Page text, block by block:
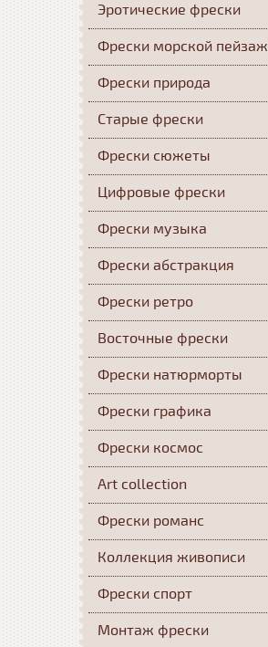
Эротические фрески
Фрески морской пейзаж
Фрески природа
Старые фрески
Фрески сюжеты
Цифровые фрески
Фрески музыка
Фрески абстракция
Фрески ретро
Восточные фрески
Фрески натюрморты
Фрески графика
Фрески космос
Art collection
Фрески романс
Коллекция живописи
Фрески спорт
Монтаж фрески